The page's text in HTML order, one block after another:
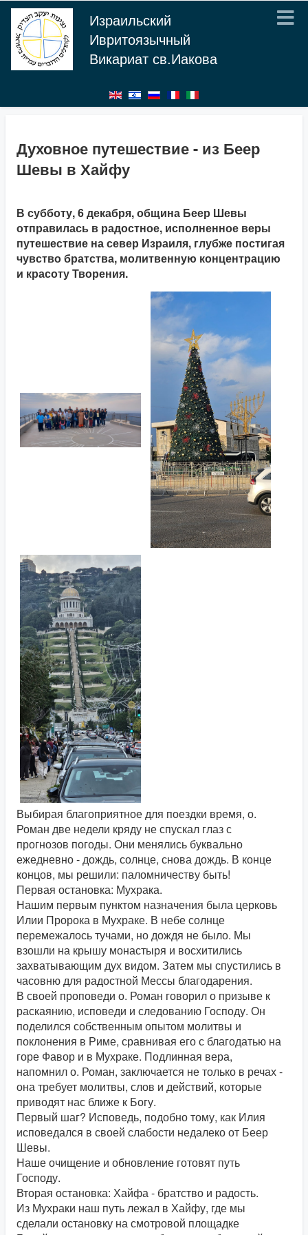
Израильский
Ивритоязычный
Викариат св.Иакова
Духовное путешествие - из Беер
Шевы в Хайфу
В субботу, 6 декабря, община Беер Шевы
отправилась в радостное, исполненное веры
путешествие на север Израиля, глубже постигая
чувство братства, молитвенную концентрацию
и красоту Творения.
Выбирая благоприятное для поездки время, о.
Роман две недели кряду не спускал глаз с
прогнозов погоды. Они менялись буквально
ежедневно - дождь, солнце, снова дождь. В конце
концов, мы решили: паломничеству быть!
Первая остановка: Мухрака.
Нашим первым пунктом назначения была церковь
Илии Пророка в Мухраке. В небе солнце
перемежалось тучами, но дождя не было. Мы
взошли на крышу монастыря и восхитились
захватывающим дух видом. Затем мы спустились в
часовню для радостной Мессы благодарения.
В своей проповеди о. Роман говорил о призыве к
раскаянию, исповеди и следованию Господу. Он
поделился собственным опытом молитвы и
поклонения в Риме, сравнивая его с благодатью на
горе Фавор и в Мухраке. Подлинная вера,
напомнил о. Роман, заключается не только в речах -
она требует молитвы, слов и действий, которые
приводят нас ближе к Богу.
Первый шаг? Исповедь, подобно тому, как Илия
исповедался в своей слабости недалеко от Беер
Шевы.
Наше очищение и обновление готовят путь
Господу.
Вторая остановка: Хайфа - братство и радость.
Из Мухраки наш путь лежал в Хайфу, где мы
сделали остановку на смотровой площадке